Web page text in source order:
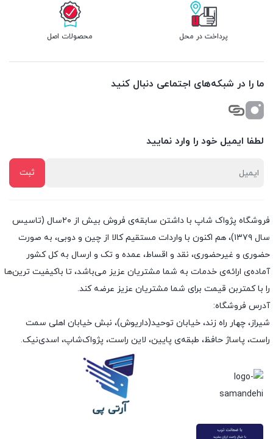
پرداخت در محل محصولات اصل
ما را در شبکه‌های اجتماعی دنبال کنید
لطفا ایمیل خود را وارد نمایید
فروشگاه پژواک شاپ با داشتن سابقه‌ی فروش بیش از ۲۰سال (تاسیس
سال ۱۳۷۹)، هم اکنون با واردات مستقیم کالا از چین و دوبی، به صورت
حضوری و غیرحضوری، نقد و اقساط، عمده و تک و ارسال به کل کشور
آماده‌ی ارائه‌ی خدمات به شما مشتریان عزیز می‌باشد، تا باکیفیت ترین‌ها
را با کمتربن قیمت برای شما مشتریان عزیز عرضه کند.
آدرس فروشگاه:
شیراز، چهار راه زند، خیابان توحید(داریوش)، نبش خیابان اهلی سمت
راست، پاساژ حافظ، طبقه‌ی پایین، لاین راست، پژواک‌شاپ، اسدی‌نیک.